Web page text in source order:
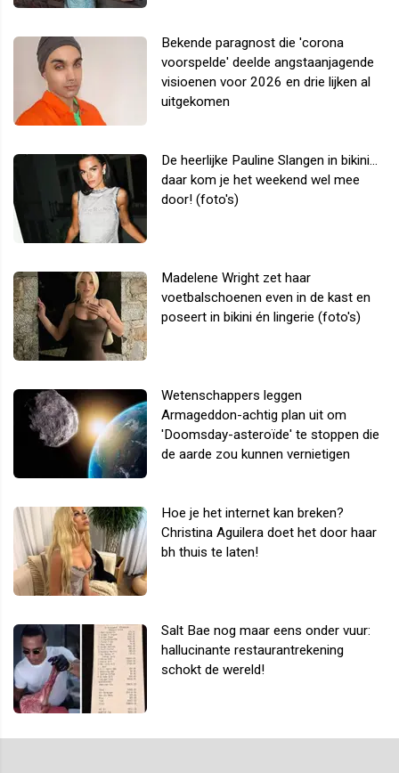
Bekende paragnost die 'corona
voorspelde' deelde angstaanjagende
visioenen voor 2026 en drie lijken al
uitgekomen
De heerlijke Pauline Slangen in bikini...
daar kom je het weekend wel mee
door! (foto's)
Madelene Wright zet haar
voetbalschoenen even in de kast en
poseert in bikini én lingerie (foto's)
Wetenschappers leggen
Armageddon-achtig plan uit om
'Doomsday-asteroïde' te stoppen die
de aarde zou kunnen vernietigen
Hoe je het internet kan breken?
Christina Aguilera doet het door haar
bh thuis te laten!
Salt Bae nog maar eens onder vuur:
hallucinante restaurantrekening
schokt de wereld!